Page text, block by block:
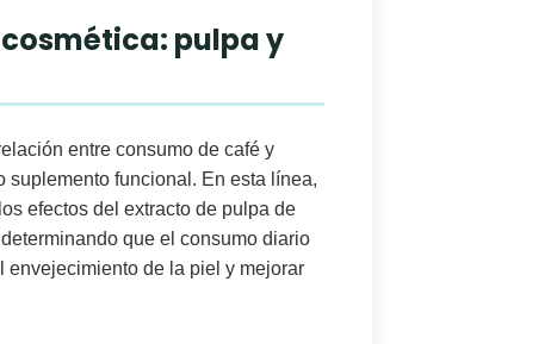
pulpa y
entre consumo de café y
suplemento funcional . En esta línea,
efectos del extracto de pulpa de
que el consumo diario
envejecimiento de la piel y mejorar